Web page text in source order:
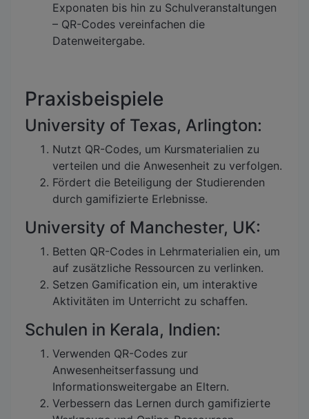
Exponaten bis hin zu Schulveranstaltungen
– QR-Codes vereinfachen die
Datenweitergabe.
Praxisbeispiele
University of Texas, Arlington:
Nutzt QR-Codes, um Kursmaterialien zu
verteilen und die Anwesenheit zu verfolgen.
Fördert die Beteiligung der Studierenden
durch gamifizierte Erlebnisse.
University of Manchester, UK:
Betten QR-Codes in Lehrmaterialien ein, um
auf zusätzliche Ressourcen zu verlinken.
Setzen Gamification ein, um interaktive
Aktivitäten im Unterricht zu schaffen.
Schulen in Kerala, Indien:
Verwenden QR-Codes zur
Anwesenheitserfassung und
Informationsweitergabe an Eltern.
Verbessern das Lernen durch gamifizierte